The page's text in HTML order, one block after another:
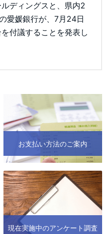
ディングスと、県内2
愛媛銀行が、7月24日
付議することを発表し
お支払い方法のご案内
現在実施中のアンケート調査